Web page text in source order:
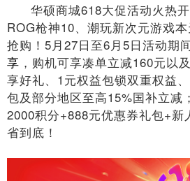
华硕商城618大促活动火热
ROG枪神10、潮玩新次元游戏
抢购！5月27日至6月5日活动期
享 ，购机可享凑单立减160元以
享好礼、1元权益包锁双重权益
包及部分地区至高15%国补立减
2000积分+888元优惠券礼包+新
省到底！